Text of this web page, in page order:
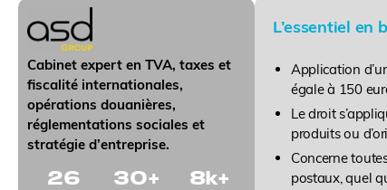
u
p
Cabinet expert en TVA, taxes et
fiscalité internationales,
opérations douanières,
réglementations sociales et
stratégie d’entreprise.
26 30+ 8k+
L’essentiel en
Application
égale à 150
Le droit
produits ou
Concerne
postaux, quel